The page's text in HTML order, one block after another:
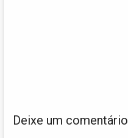
Deixe um comentário